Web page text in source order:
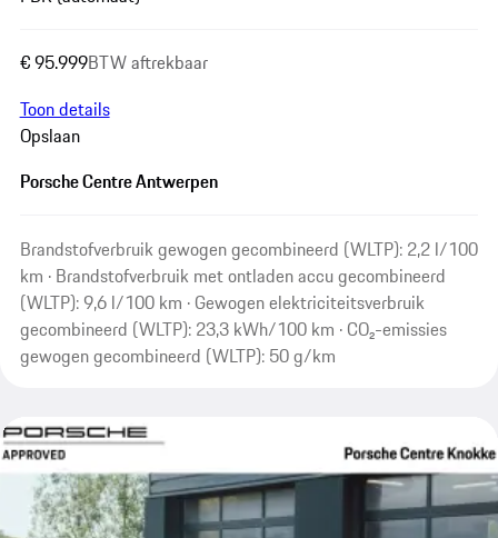
€ 95.999BTW aftrekbaar
Toon details
Opslaan
Porsche Centre Antwerpen
Brandstofverbruik gewogen gecombineerd (WLTP): 2,2 l/100
km · Brandstofverbruik met ontladen accu gecombineerd
(WLTP): 9,6 l/100 km · Gewogen elektriciteitsverbruik
gecombineerd (WLTP): 23,3 kWh/100 km · CO₂-emissies
gewogen gecombineerd (WLTP): 50 g/km